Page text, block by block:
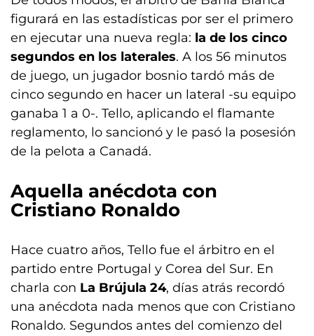
figurará en las estadísticas por ser el primero
en ejecutar una nueva regla: la de los cinco
segundos en los laterales. A los 56 minutos
de juego, un jugador bosnio tardó más de
cinco segundo en hacer un lateral -su equipo
ganaba 1 a 0-. Tello, aplicando el flamante
reglamento, lo sancionó y le pasó la posesión
de la pelota a Canadá.
Aquella anécdota con
Cristiano Ronaldo
Hace cuatro años, Tello fue el árbitro en el
partido entre Portugal y Corea del Sur. En
charla con La Brújula 24, días atrás recordó
una anécdota nada menos que con Cristiano
Ronaldo. Segundos antes del comienzo del